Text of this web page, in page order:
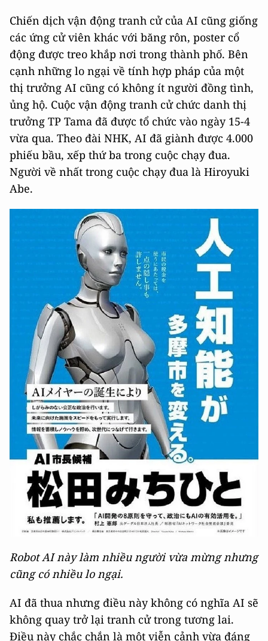
Chiến dịch vận động tranh cử của AI cũng giống
các ứng cử viên khác với băng rôn, poster cổ
động được treo khắp nơi trong thành phố. Bên
cạnh những lo ngại về tính hợp pháp của một
thị trưởng AI cũng có không ít người đồng tình,
ủng hộ. Cuộc vận động tranh cử chức danh thị
trưởng TP Tama đã được tổ chức vào ngày 15-4
vừa qua. Theo đài NHK, AI đã giành được 4.000
phiếu bầu, xếp thứ ba trong cuộc chạy đua.
Người về nhất trong cuộc chạy đua là Hiroyuki
Abe.
Robot AI này làm nhiều người vừa mừng nhưng
cũng có nhiều lo ngại.
AI đã thua nhưng điều này không có nghĩa AI sẽ
không quay trở lại tranh cử trong tương lai.
Điều này chắc chắn là một viễn cảnh vừa đáng